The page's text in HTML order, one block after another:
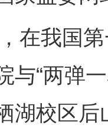
我国第
与“两弹
湖校区